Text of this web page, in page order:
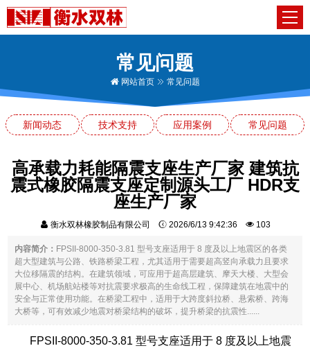
常见问题
网站首页 常见问题
新闻动态 技术支持 应用案例 常见问题
高承载力耗能隔震支座生产厂家 建筑抗
震式橡胶隔震支座定制源头工厂 HDR支
座生产厂家
衡水双林橡胶制品有限公司 2026/6/13 9:42:36 103
内容简介： FPSII-8000-350-3.81 型号支座适用于 8 度及以上地震区的各类
超大型建筑与公路、铁路桥梁工程，尤其适用于需要超高竖向承载力且要求
大位移隔震的结构。在建筑领域，可应用于超高层建筑、摩天大楼、大型会
展中心、机场航站楼等对抗震要求极高的生命线工程，保障建筑在地震中的
安全与正常使用功能。在桥梁工程中，适用于大跨度斜拉桥、悬索桥、跨海
大桥等，可有效减少地震对桥梁结构的破坏，提升桥梁的抗震性......
FPSII-8000-350-3.81 型号支座适用于 8 度及以上地震